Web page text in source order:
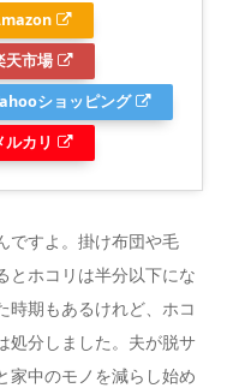
天市場
ショッピング
ルカリ
ですよ。掛け布団や毛
とホコリは半分以下にな
時期もあるけれど、ホコ
処分しました。夫が脱サ
家中のモノを減らし始め